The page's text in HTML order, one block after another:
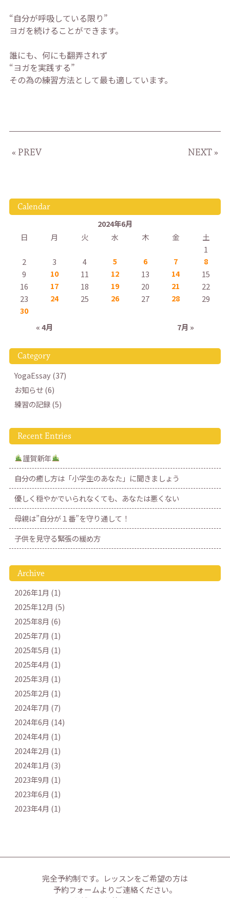
“自分が呼吸している限り”
ヨガを続けることができます。
誰にも、何にも翻弄されず
“ヨガを実践する”
その為の練習方法として最も適しています。
« PREV NEXT »
Calendar
2024年6月
日
月 火 水 木 金
土
1
2
3 4 5 6 7
8
9
10 11 12 13 14
15
16
17 18 19 20 21
22
23
24 25 26 27 28
29
30
« 4月
7月 »
Category
YogaEssay (37)
お知らせ (6)
練習の記録 (5)
Recent Entries
謹賀新年
自分の癒し方は「小学生のあなた」に聞きましょう
優しく穏やかでいられなくても、あなたは悪くない
母親は”自分が１番”を守り通して！
子供を見守る緊張の緩め方
Archive
2026年1月 (1)
2025年12月 (5)
2025年8月 (6)
2025年7月 (1)
2025年5月 (1)
2025年4月 (1)
2025年3月 (1)
2025年2月 (1)
2024年7月 (7)
2024年6月 (14)
2024年4月 (1)
2024年2月 (1)
2024年1月 (3)
2023年9月 (1)
2023年6月 (1)
2023年4月 (1)
完全予約制です。 レッスンをご希望の方は
予約フォームよりご連絡ください。